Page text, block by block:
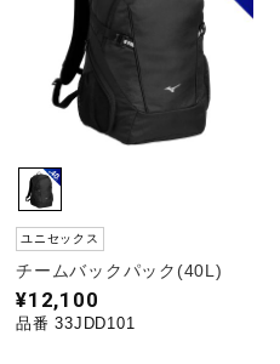
ユニセックス
チームバックパック(40L)
¥12,100
品番 33JDD101